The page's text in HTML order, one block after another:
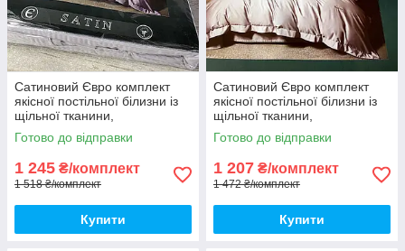
Сатиновий Євро комплект
якісної постільної білизни із
щільної тканини,
підодіяльник 200х220
Готово до відправки
1 245 ₴/комплект
1 518 ₴/комплект
Купити
Сатиновий Євро комплект
якісної постільної білизни із
щільної тканини,
підодіяльник 200х220
Готово до відправки
1 207 ₴/комплект
1 472 ₴/комплект
Купити